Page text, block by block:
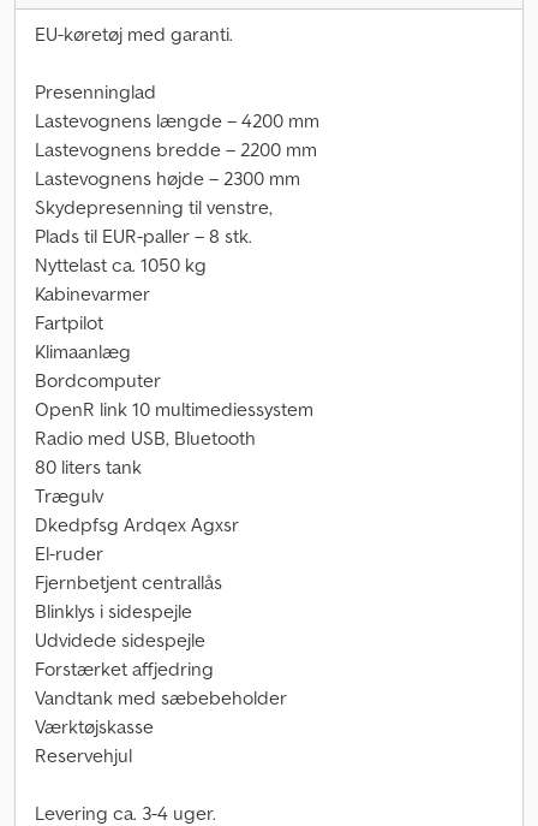
EU-køretøj med garanti.
Presenninglad
Lastevognens længde – 4200 mm
Lastevognens bredde – 2200 mm
Lastevognens højde – 2300 mm
Skydepresenning til venstre,
Plads til EUR-paller – 8 stk.
Nyttelast ca. 1050 kg
Kabinevarmer
Fartpilot
Klimaanlæg
Bordcomputer
OpenR link 10 multimediessystem
Radio med USB, Bluetooth
80 liters tank
Trægulv
Dkedpfsg Ardqex Agxsr
El-ruder
Fjernbetjent centrallås
Blinklys i sidespejle
Udvidede sidespejle
Forstærket affjedring
Vandtank med sæbebeholder
Værktøjskasse
Reservehjul
Levering ca. 3-4 uger.